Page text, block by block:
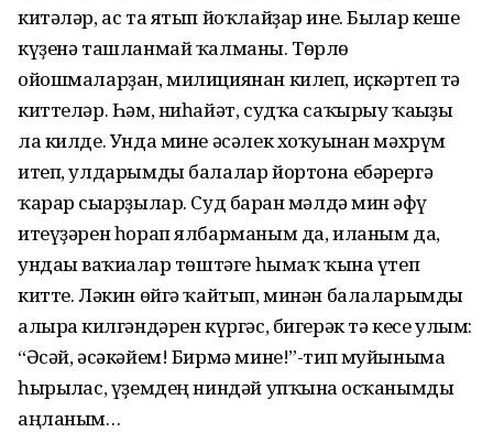
китәләр, ас та ятып йоҡлайҙар ине. Былар кеше
күҙенә ташланмай ҡалманы. Төрлө
ойошмаларҙан, милициянан килеп, иҫкәртеп тә
киттеләр. Һәм, ниһайәт, судҡа саҡырыу ҡағыҙы
ла килде. Унда мине әсәлек хоҡуғынан мәхрүм
итеп, улдарымды балалар йортона ебәрергә
ҡарар сығарҙылар. Суд барған мәлдә мин ғәфү
итеүҙәрен һорап ялбарманым да, иланым да,
ундағы ваҡиғалар төштәге һымаҡ ҡына үтеп
китте. Ләкин өйгә ҡайтып, минән балаларымды
алырға килгәндәрен күргәс, бигерәк тә кесе улым:
“Әсәй, әсәкәйем! Бирмә мине!”-тип муйыныма
һырылғас, үҙемдең ниндәй упҡынға осҡанымды
аңланым…